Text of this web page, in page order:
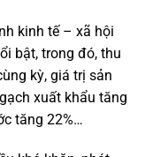
kinh tế – xã hội
bật, trong đó, thu
kỳ, giá trị sản
xuất khẩu tăng
tăng 22%…